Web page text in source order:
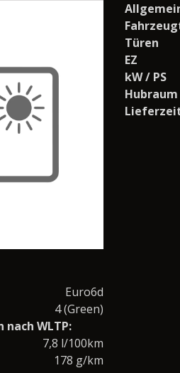
Türen
EZ
kW / PS
Hubraum
Euro6d
4 (Green)
nach WLTP:
7,8 l/100km
178 g/km